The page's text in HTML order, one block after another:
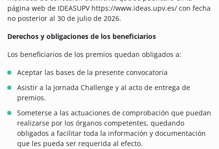
página web de IDEASUPV https://www.ideas.upv.es/ con fecha
no posterior al 30 de julio de 2026.
Derechos y obligaciones de los beneficiarios
Los beneficiarios de los premios quedan obligados a:
Aceptar las bases de la presente convocatoria
Asistir a la Jornada Challenge y al acto de entrega de
premios.
Someterse a las actuaciones de comprobación que puedan
realizarse por los órganos competentes, quedando
obligados a facilitar toda la información y documentación
que les pueda ser requerida al efecto.